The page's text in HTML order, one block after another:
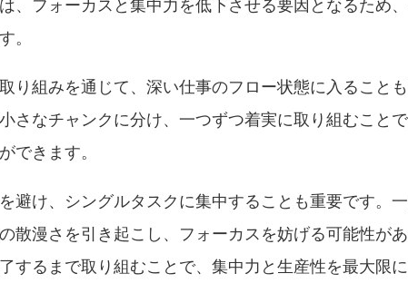
、フォーカスと集中力を低下させる要因となるため
。
り組みを通じて、深い仕事のフロー状態に入ること
さなチャンクに分け、一つずつ着実に取り組むこと
できます。
避け、シングルタスクに集中することも重要です。
散漫さを引き起こし、フォーカスを妨げる可能性があ
するまで取り組むことで、集中力と生産性を最大限